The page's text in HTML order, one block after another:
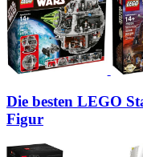
Die besten LEGO
Figur